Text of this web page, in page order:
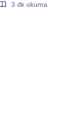
3 dk okuma